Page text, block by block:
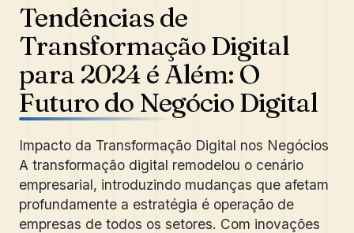
Tendências de
Transformação Digital
para 2024 é Além: O
Futuro do Negócio Digital
Impacto da Transformação Digital nos Negócios
A transformação digital remodelou o cenário
empresarial, introduzindo mudanças que afetam
profundamente a estratégia é operação de
empresas de todos os setores. Com inovações